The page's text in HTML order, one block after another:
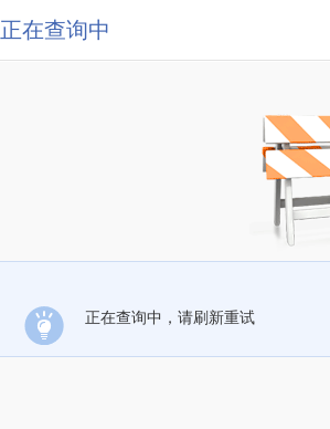
正在查询中
正在查询中，请刷新重试